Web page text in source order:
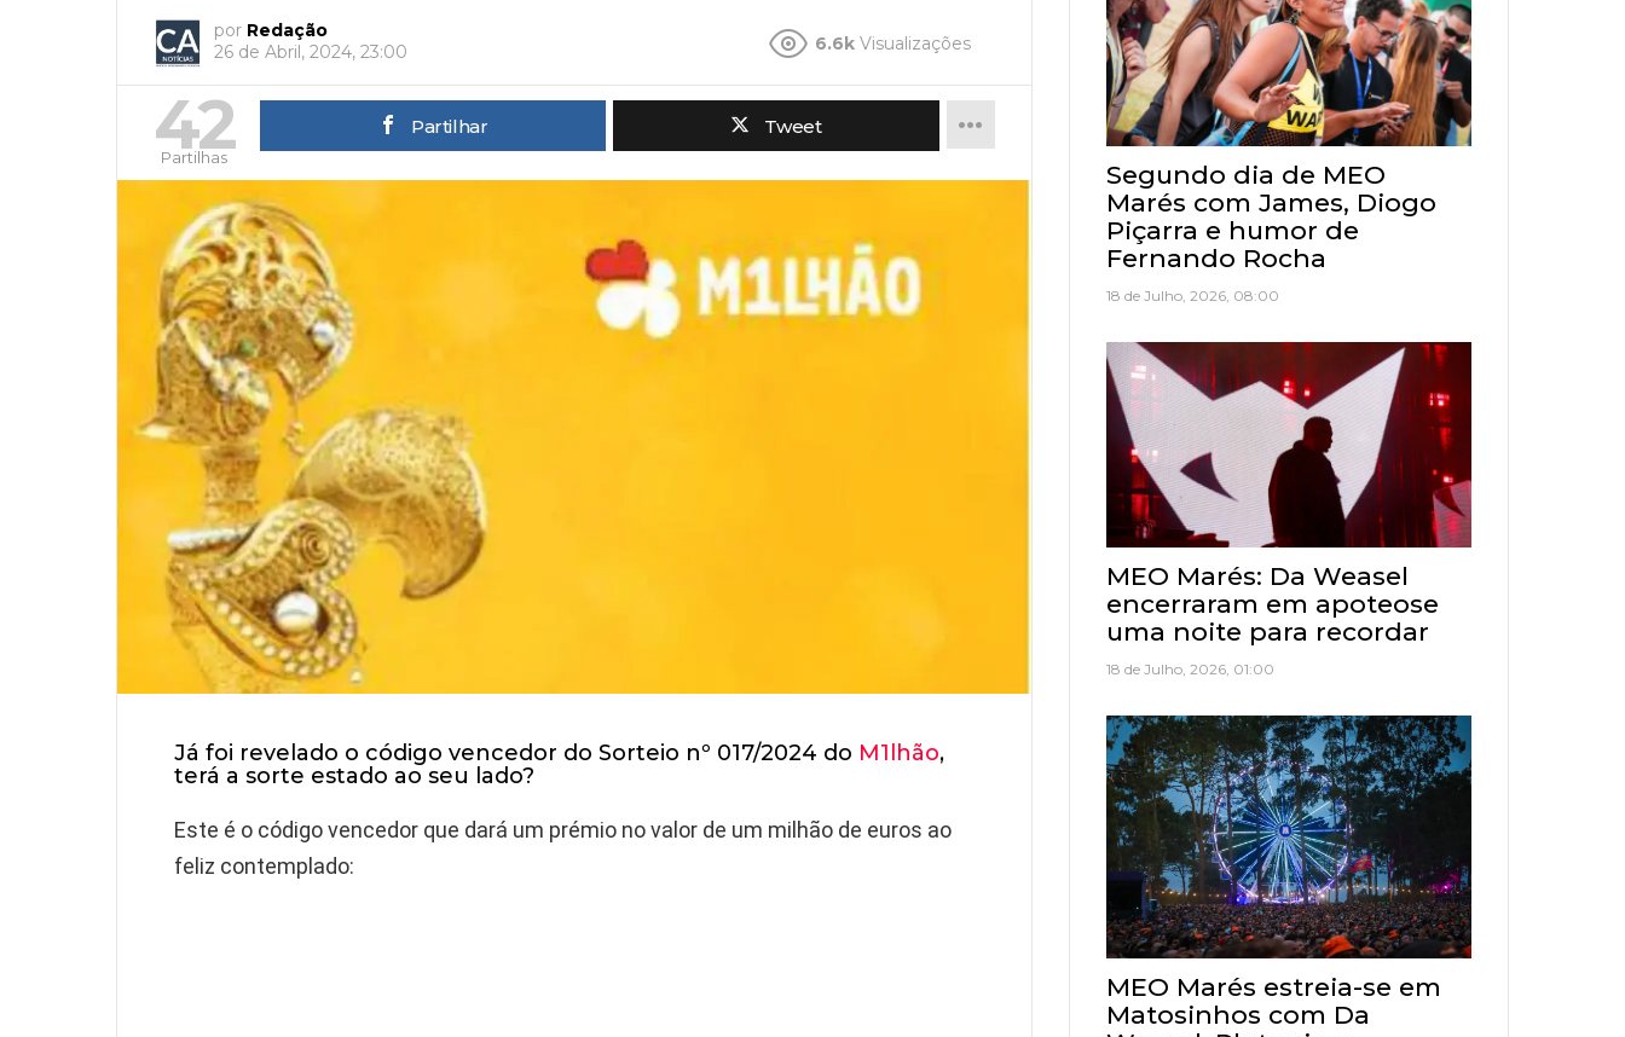
por Redação
26 de Abril, 2024, 23:00
6.6k Visualizações
42
Partilhas
Partilhar Tweet
Já foi revelado o código vencedor do Sorteio nº 017/2024 do M1lhão,
terá a sorte estado ao seu lado?
Este é o código vencedor que dará um prémio no valor de um milhão de euros ao
feliz contemplado:
Segundo dia de MEO
Marés com James, Diogo
Piçarra e humor de
Fernando Rocha
18 de Julho, 2026, 08:00
MEO Marés: Da Weasel
encerraram em apoteose
uma noite para recordar
18 de Julho, 2026, 01:00
MEO Marés estreia-se em
Matosinhos com Da